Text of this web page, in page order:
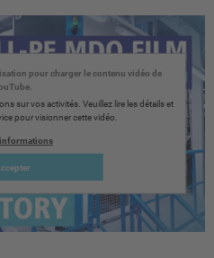
pour charger le contenu vidéo de
sur vos activités. Veuillez lire les détails et
pour visionner cette vidéo.